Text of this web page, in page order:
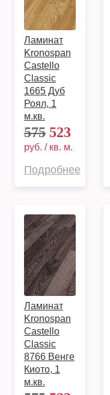
Ламинат
Kronospan
Castello
Classic
1665 Дуб
Роял, 1
м.кв.
575523
руб. / кв. м.
Подробнее
Ламинат
Kronospan
Castello
Classic
8766 Венге
Киото, 1
м.кв.